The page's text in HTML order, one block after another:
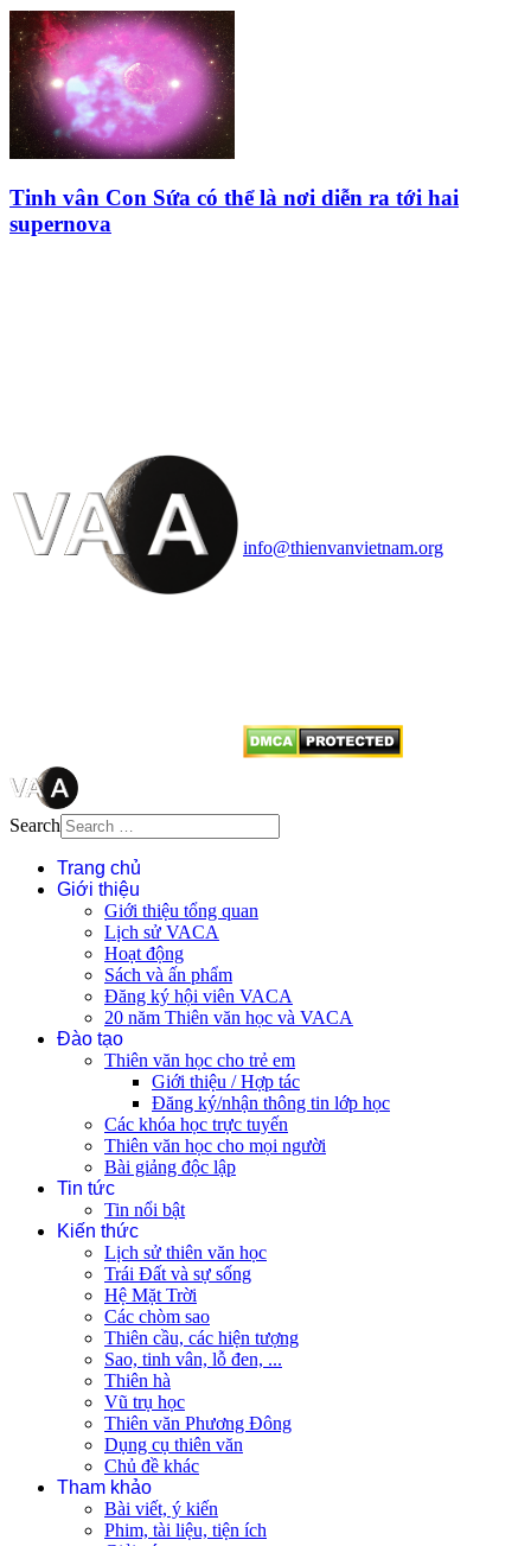
Tinh vân Con Sứa có thể là nơi diễn ra tới hai
supernova
info@thienvanvietnam.org
Search
Trang chủ
Giới thiệu
Giới thiệu tổng quan
Lịch sử VACA
Hoạt động
Sách và ấn phẩm
Đăng ký hội viên VACA
20 năm Thiên văn học và VACA
Đào tạo
Thiên văn học cho trẻ em
Giới thiệu / Hợp tác
Đăng ký/nhận thông tin lớp học
Các khóa học trực tuyến
Thiên văn học cho mọi người
Bài giảng độc lập
Tin tức
Tin nổi bật
Kiến thức
Lịch sử thiên văn học
Trái Đất và sự sống
Hệ Mặt Trời
Các chòm sao
Thiên cầu, các hiện tượng
Sao, tinh vân, lỗ đen, ...
Thiên hà
Vũ trụ học
Thiên văn Phương Đông
Dụng cụ thiên văn
Chủ đề khác
Tham khảo
Bài viết, ý kiến
Phim, tài liệu, tiện ích